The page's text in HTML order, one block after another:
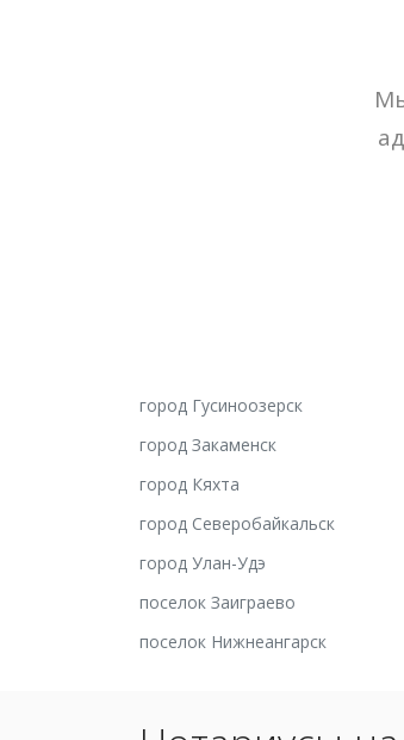
город Гусиноозерск
город Закаменск
город Кяхта
город Северобайкальск
город Улан-Удэ
поселок Заиграево
поселок Нижнеангарск